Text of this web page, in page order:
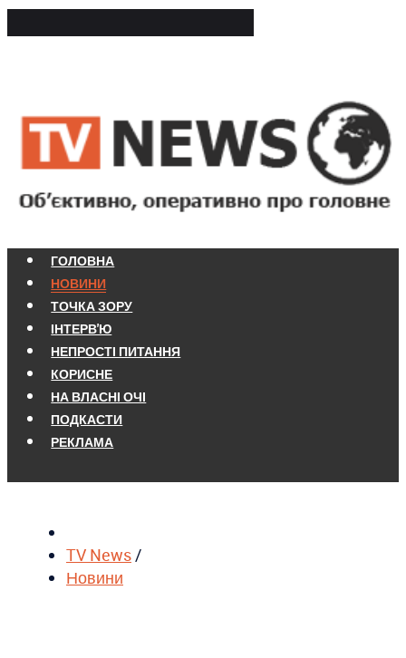
ГОЛОВНА
НОВИНИ
ТОЧКА ЗОРУ
ІНТЕРВ'Ю
НЕПРОСТІ ПИТАННЯ
КОРИСНЕ
НА ВЛАСНІ ОЧІ
ПОДКАСТИ
РЕКЛАМА
TV News/
Новини